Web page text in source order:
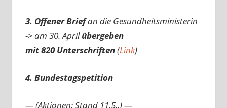
3. Offener Briefan die Gesundheitsministerin
-> am 30. Aprilübergeben
mit 820 Unterschriften(Link)
4. Bundestagspetition
— (Aktionen: Stand 11.5..) —